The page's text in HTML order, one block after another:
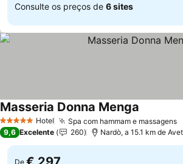
Consulte os preços de 6 sites
5 Estrelas Hotel Spa com hammam e massagens
Masseria Donna Menga
9,6 Excelente 260 Nardò, a 15.1 km de
De